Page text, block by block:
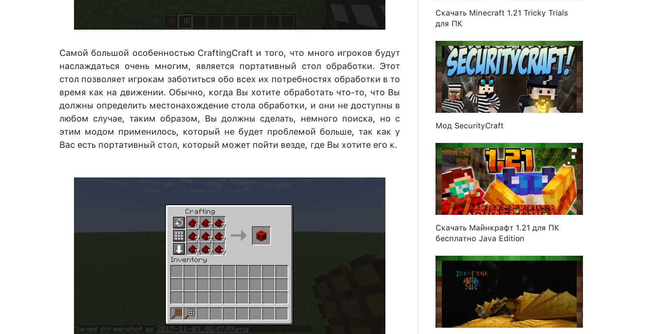
Самой большой особенностью CraftingCraft и того, что много игроков будут
наслаждаться очень многим, является портативный стол обработки. Этот
стол позволяет игрокам заботиться обо всех их потребностях обработки в то
время как на движении. Обычно, когда Вы хотите обработать что-то, что Вы
должны определить местонахождение стола обработки, и они не доступны в
любом случае, таким образом, Вы должны сделать, немного поиска, но с
этим модом применилось, который не будет проблемой больше, так как у
Вас есть портативный стол, который может пойти везде, где Вы хотите его к.
Скачать Minecraft 1.21 Tricky Trials
для ПК
Мод SecurityCraft
Скачать Майнкрафт 1.21 для ПК
бесплатно Java Edition